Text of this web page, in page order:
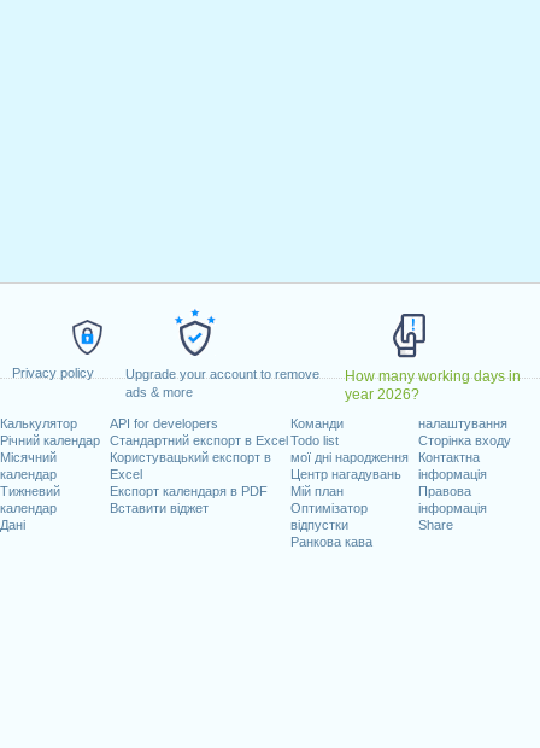
Privacy policy
Upgrade your account to remove
ads & more
How many working days in
year 2026?
Калькулятор
Річний календар
Місячний
календар
Тижневий
календар
Дані
API for developers
Стандартний експорт в Excel
Користувацький експорт в
Excel
Експорт календаря в PDF
Вставити віджет
Команди
Todo list
мої дні народження
Центр нагадувань
Мій план
Оптимізатор
відпустки
Ранкова кава
налаштування
Сторінка входу
Контактна
інформація
Правова
інформація
Share
6, 2021
11, 2021
11, 2021
грудень 24, 2021
: п'ятниця, грудень 31, 2021
на вихідні